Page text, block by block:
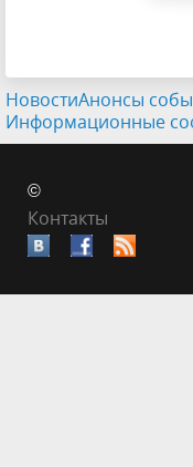
НовостиАнонсы
Информационные
©
Контакты